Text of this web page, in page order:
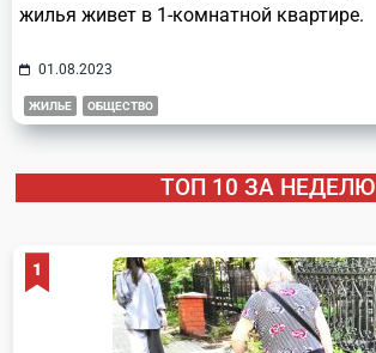
жилья живет в 1-комнатной квартире.
01.08.2023
ЖИЛЬЕ ОБЩЕСТВО
ТОП 10 ЗА НЕДЕЛЮ